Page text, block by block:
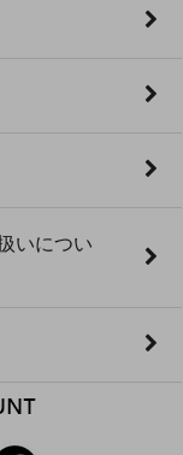
いについ